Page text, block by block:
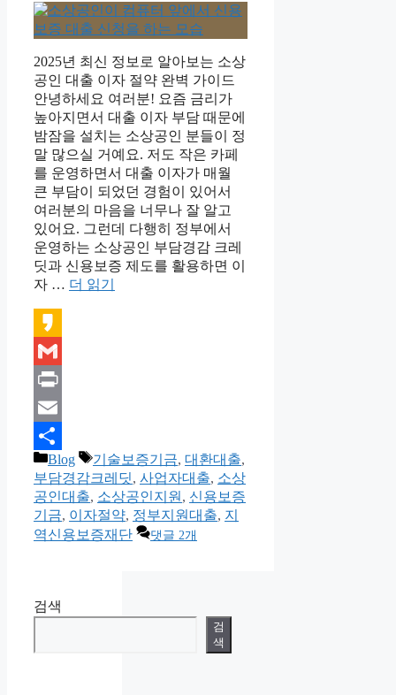
2025년 최신 정보로 알아보는 소상
공인 대출 이자 절약 완벽 가이드
안녕하세요 여러분! 요즘 금리가
높아지면서 대출 이자 부담 때문에
밤잠을 설치는 소상공인 분들이 정
말 많으실 거예요. 저도 작은 카페
를 운영하면서 대출 이자가 매월
큰 부담이 되었던 경험이 있어서
여러분의 마음을 너무나 잘 알고
있어요. 그런데 다행히 정부에서
운영하는 소상공인 부담경감 크레
딧과 신용보증 제도를 활용하면 이
자 … 더 읽기
Kakao
Gmail
Print
Email
Share
카
테
고
리
Blog
태
그
기술보증기금, 대환대출,
부담경감크레딧, 사업자대출, 소상
공인대출, 소상공인지원 , 신용보증
기금, 이자절약, 정부지원대출, 지
역신용보증재단
댓글 2개
검색
검
색